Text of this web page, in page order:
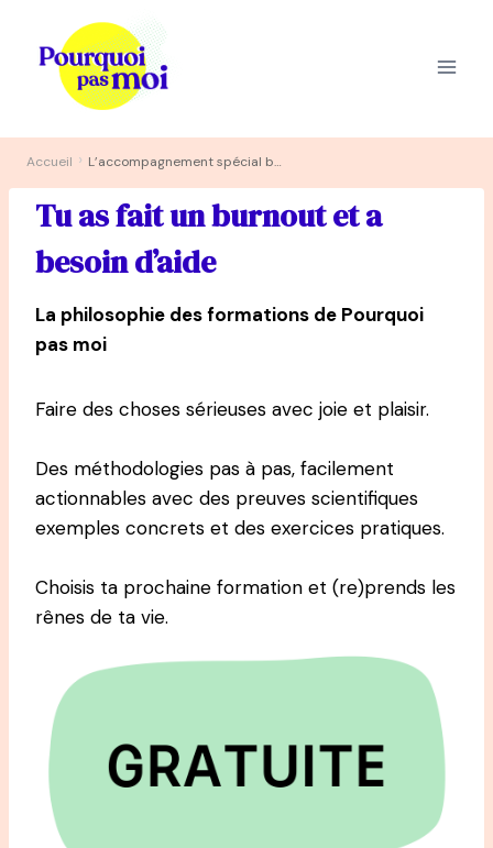
contenu
Accueil › L’accompagnement spécial burnout
Tu as fait un burnout et a
besoin d’aide
La philosophie des formations de Pourquoi
pas moi
Faire des choses sérieuses avec joie et plaisir.
Des méthodologies pas à pas, facilement
actionnables avec des preuves scientifiques
exemples concrets et des exercices pratiques.
Choisis ta prochaine formation et (re)prends les
rênes de ta vie.